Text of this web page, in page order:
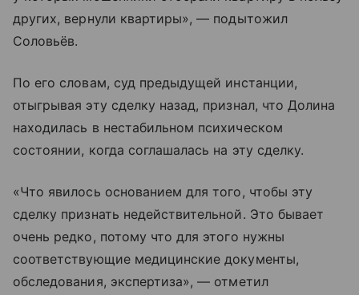
других, вернули квартиры», — подытожил
Соловьёв.
По его словам, суд предыдущей инстанции,
отыгрывая эту сделку назад, признал, что Долина
находилась в нестабильном психическом
состоянии, когда соглашалась на эту сделку.
«Что явилось основанием для того, чтобы эту
сделку признать недействительной. Это бывает
очень редко, потому что для этого нужны
соответствующие медицинские документы,
обследования, экспертиза», — отметил